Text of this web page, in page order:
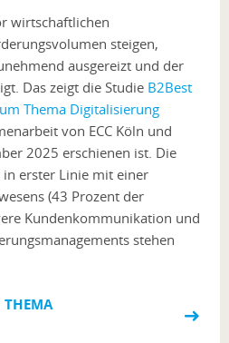
wirtschaftlichen
steigen,
ausgereizt und der
Das zeigt die Studie B2Best
Thema Digitalisierung
von ECC Köln und
2025 erschienen ist. Die
erster Linie mit einer
(43 Prozent der
Kundenkommunikation und
stehen
THEMA